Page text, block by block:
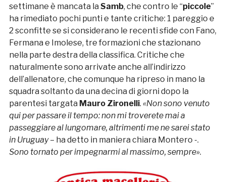
settimane è mancata la Samb, che contro le “piccole”
ha rimediato pochi punti e tante critiche: 1 pareggio e
2 sconfitte se si considerano le recenti sfide con Fano,
Fermana e Imolese, tre formazioni che stazionano
nella parte destra della classifica. Critiche che
naturalmente sono arrivate anche all’indirizzo
dell’allenatore, che comunque ha ripreso in mano la
squadra soltanto da una decina di giorni dopo la
parentesi targata Mauro Zironelli. «Non sono venuto
qui per passare il tempo: non mi troverete mai a
passeggiare al lungomare, altrimenti me ne sarei stato
in Uruguay– ha detto in maniera chiara Montero -.
Sono tornato per impegnarmi al massimo, sempre».